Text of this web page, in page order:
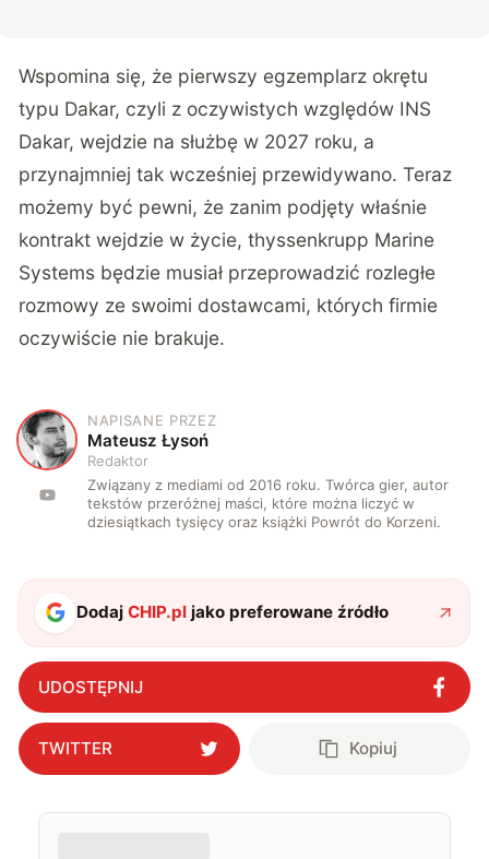
Wspomina się, że pierwszy egzemplarz okrętu
typu Dakar, czyli z oczywistych względów INS
Dakar, wejdzie na służbę w 2027 roku, a
przynajmniej tak wcześniej przewidywano. Teraz
możemy być pewni, że zanim podjęty właśnie
kontrakt wejdzie w życie, thyssenkrupp Marine
Systems będzie musiał przeprowadzić rozległe
rozmowy ze swoimi dostawcami, których firmie
oczywiście nie brakuje.
M
NAPISANE PRZEZ
Mateusz Łysoń
Redaktor
Związany z mediami od 2016 roku. Twórca gier, autor
tekstów przeróżnej maści, które można liczyć w
dziesiątkach tysięcy oraz książki Powrót do Korzeni.
DodajCHIP.pl jako preferowane źródło
UDOSTĘPNIJ
TWITTER Kopiuj